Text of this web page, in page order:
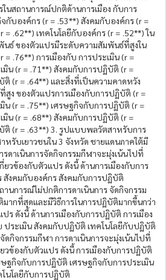
นสถานการณ์ปกติด้านการเมือง กับการ
กับองค์กร (r = .53**) สังคมกับองค์กร (r =
.62**) เทคโนโลยีกับองค์กร (r = .52**) ใน
ธ์ ของตัวแปรมีระดับความสัมพันธ์ที่สูงใน
.76**) การเมืองกับ การประเมิน (r =
มิน (r = .71**) สังคมกับการปฏิบัติ (r =
ติ (r = .64**) และสิ่งที่เป็นความคาดหวัง
ง ของตัวแปรการเมืองกับการปฏิบัติ (r =
มิน (r = .75**) เศรษฐกิจกับการปฏิบัติ (r =
มิน (r = .68**) สังคมกับการปฏิบัติ (r =
ติ (r = .63**) 3. รูปแบบพลวัตสาหรับการ
หรับเยาวชนใน 3 จังหวัด ชายแดนภาคใต้มี
ดาเนินการจัดกิจกรรมกีฬาจะมุ่งเน้นไปที่
ยวข้องกับตัวแปร ดังนี้ ด้านการเมืองกับการ
สังคมกับองค์กร สังคมกับการปฏิบัติ
านการณ์ไม่ปกติการดาเนินการ จัดกิจกรรม
ากที่สุดและมีวิธีการในการปฏิบัติมากขึ้นกว่า
ร ดังนี้ ด้านการเมืองกับการปฏิบัติ การเมือง
ประเมิน สังคมกับปฏิบัติ เทคโนโลยีกับปฏิบัติ
ดกิจกรรมกีฬา การดาเนินการจะมุ่งเน้นไปที่
วข้องกับตัวแปร ดังนี้ การเมืองกับการปฏิบัติ
ษฐกิจกับการปฏิบัติ เศรษฐกิจกับการประเมิน
นโลยีกับการปฏิบัติ